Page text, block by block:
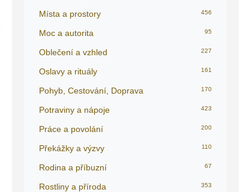
Místa a prostory 456
Moc a autorita 95
Oblečení a vzhled 227
Oslavy a rituály 161
Pohyb, Cestování, Doprava 170
Potraviny a nápoje 423
Práce a povolání 200
Překážky a výzvy 110
Rodina a příbuzní 67
Rostliny a příroda 353